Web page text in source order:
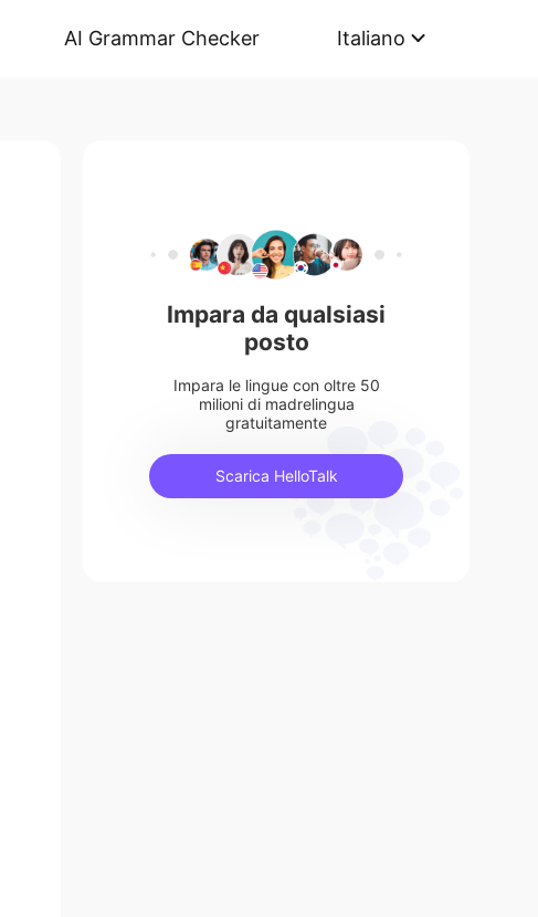
AI Grammar Checker Italiano
Impara da qualsiasi
posto
Impara le lingue con oltre 50
milioni di madrelingua
gratuitamente
Scarica HelloTalk